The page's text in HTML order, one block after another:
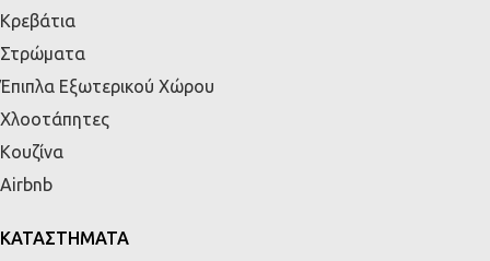
Κρεβάτια
Στρώματα
Έπιπλα Εξωτερικού Χώρου
Χλοοτάπητες
Κουζίνα
Airbnb
ΚΑΤΑΣΤΗΜΑΤΑ